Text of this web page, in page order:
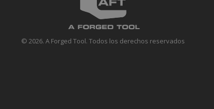
© 2026. A Forged Tool. Todos los derechos reservados